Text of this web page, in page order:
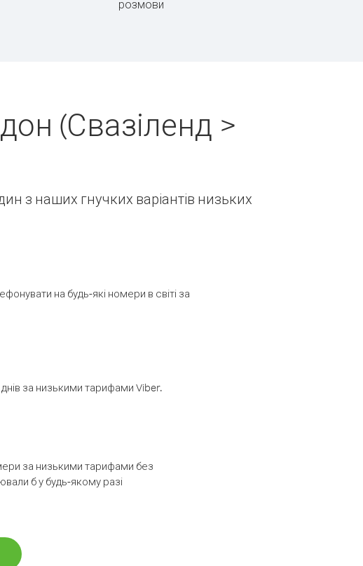
розмови
(Свазіленд >
з наших гнучких варіантів низьких
на будь-які номери в світі за
за низькими тарифами Viber.
за низькими тарифами без
б у будь-якому разі